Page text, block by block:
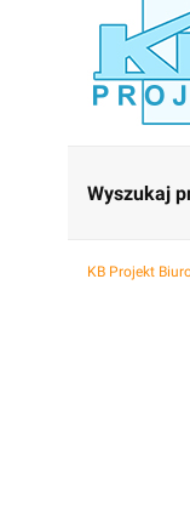
Wyszukaj
KB Projekt